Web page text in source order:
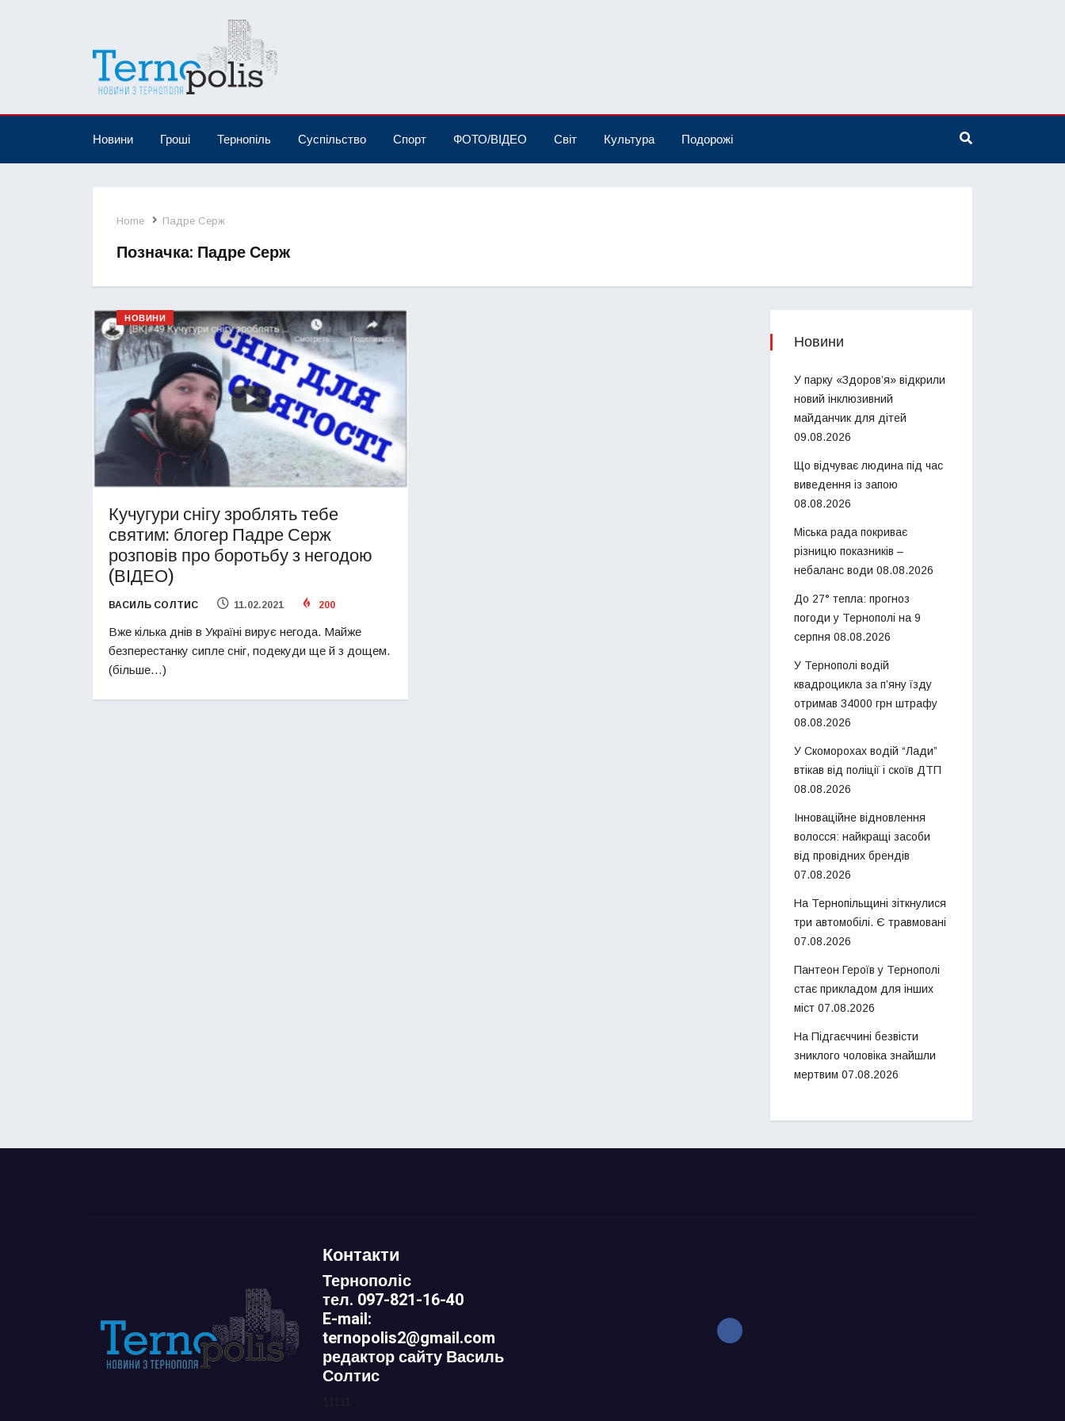
Новини Гроші Тернопіль Суспільство Спорт ФОТО/ВІДЕО Світ Культура Подорожі
Home Падре Серж
Позначка: Падре Серж
НОВИНИ
Кучугури снігу зроблять тебе
святим: блогер Падре Серж
розповів про боротьбу з негодою
(ВІДЕО)
ВАСИЛЬ СОЛТИС 11.02.2021 200
Вже кілька днів в Україні вирує негода. Майже
безперестанку сипле сніг, подекуди ще й з дощем.
(більше…)
Новини
У парку «Здоров’я» відкрили
новий інклюзивний
майданчик для дітей
09.08.2026
Що відчуває людина під час
виведення із запою
08.08.2026
Міська рада покриває
різницю показників –
небаланс води 08.08.2026
До 27° тепла: прогноз
погоди у Тернополі на 9
серпня 08.08.2026
У Тернополі водій
квадроцикла за п’яну їзду
отримав 34000 грн штрафу
08.08.2026
У Скоморохах водій “Лади”
втікав від поліції і скоїв ДТП
08.08.2026
Інноваційне відновлення
волосся: найкращі засоби
від провідних брендів
07.08.2026
На Тернопільщині зіткнулися
три автомобілі. Є травмовані
07.08.2026
Пантеон Героїв у Тернополі
стає прикладом для інших
міст 07.08.2026
На Підгаєччині безвісти
зниклого чоловіка знайшли
мертвим 07.08.2026
Контакти
Тернополіс
тел. 097-821-16-40
E-mail:
ternopolis2@gmail.com
редактор сайту Василь
Солтис